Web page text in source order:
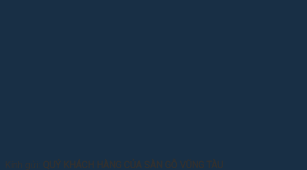
Kính gửi: QUÝ KHÁCH HÀNG CỦA SÀN GỖ VŨNG TÀU